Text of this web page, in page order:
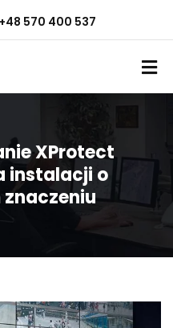
+48 570 400 537
XProtect
instalacji o